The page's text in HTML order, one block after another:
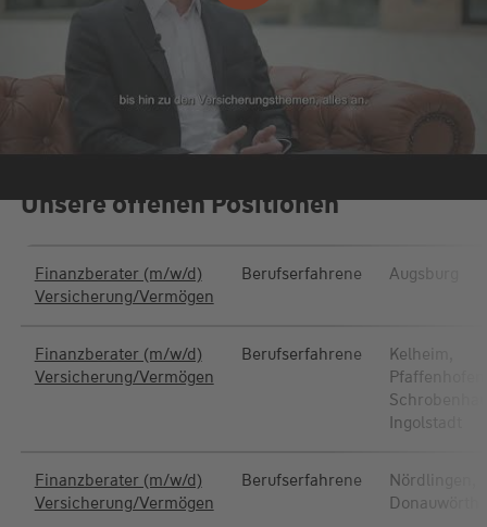
Unsere offenen Positionen
Finanzberater (m/w/d)
Versicherung/Vermögen
Berufserfahrene Augsburg
Finanzberater (m/w/d)
Versicherung/Vermögen
Berufserfahrene
Kelheim,
Ingolstadt
Finanzberater (m/w/d)
Versicherung/Vermögen
Berufserfahrene
Nördlingen,
Donauwörth